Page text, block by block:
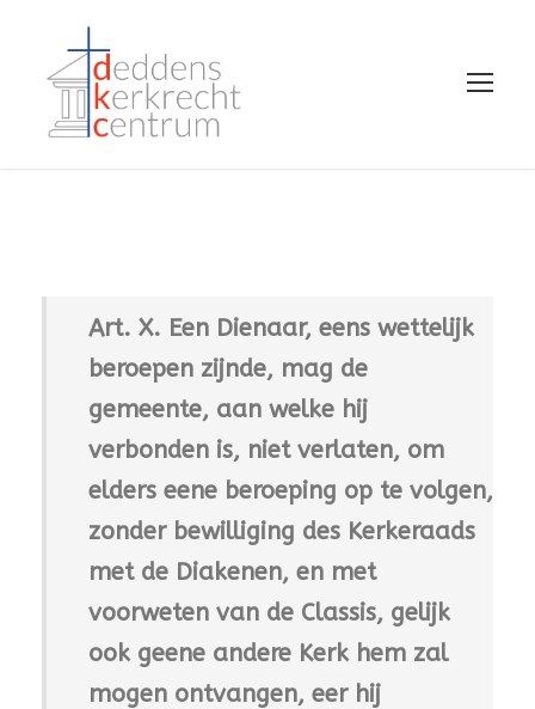
Art. X. Een Dienaar, eens wettelijk
beroepen zijnde, mag de
gemeente, aan welke hij
verbonden is, niet verlaten, om
elders eene beroeping op te volgen,
zonder bewilliging des Kerkeraads
met de Diakenen, en met
voorweten van de Classis, gelijk
ook geene andere Kerk hem zal
mogen ontvangen, eer hij